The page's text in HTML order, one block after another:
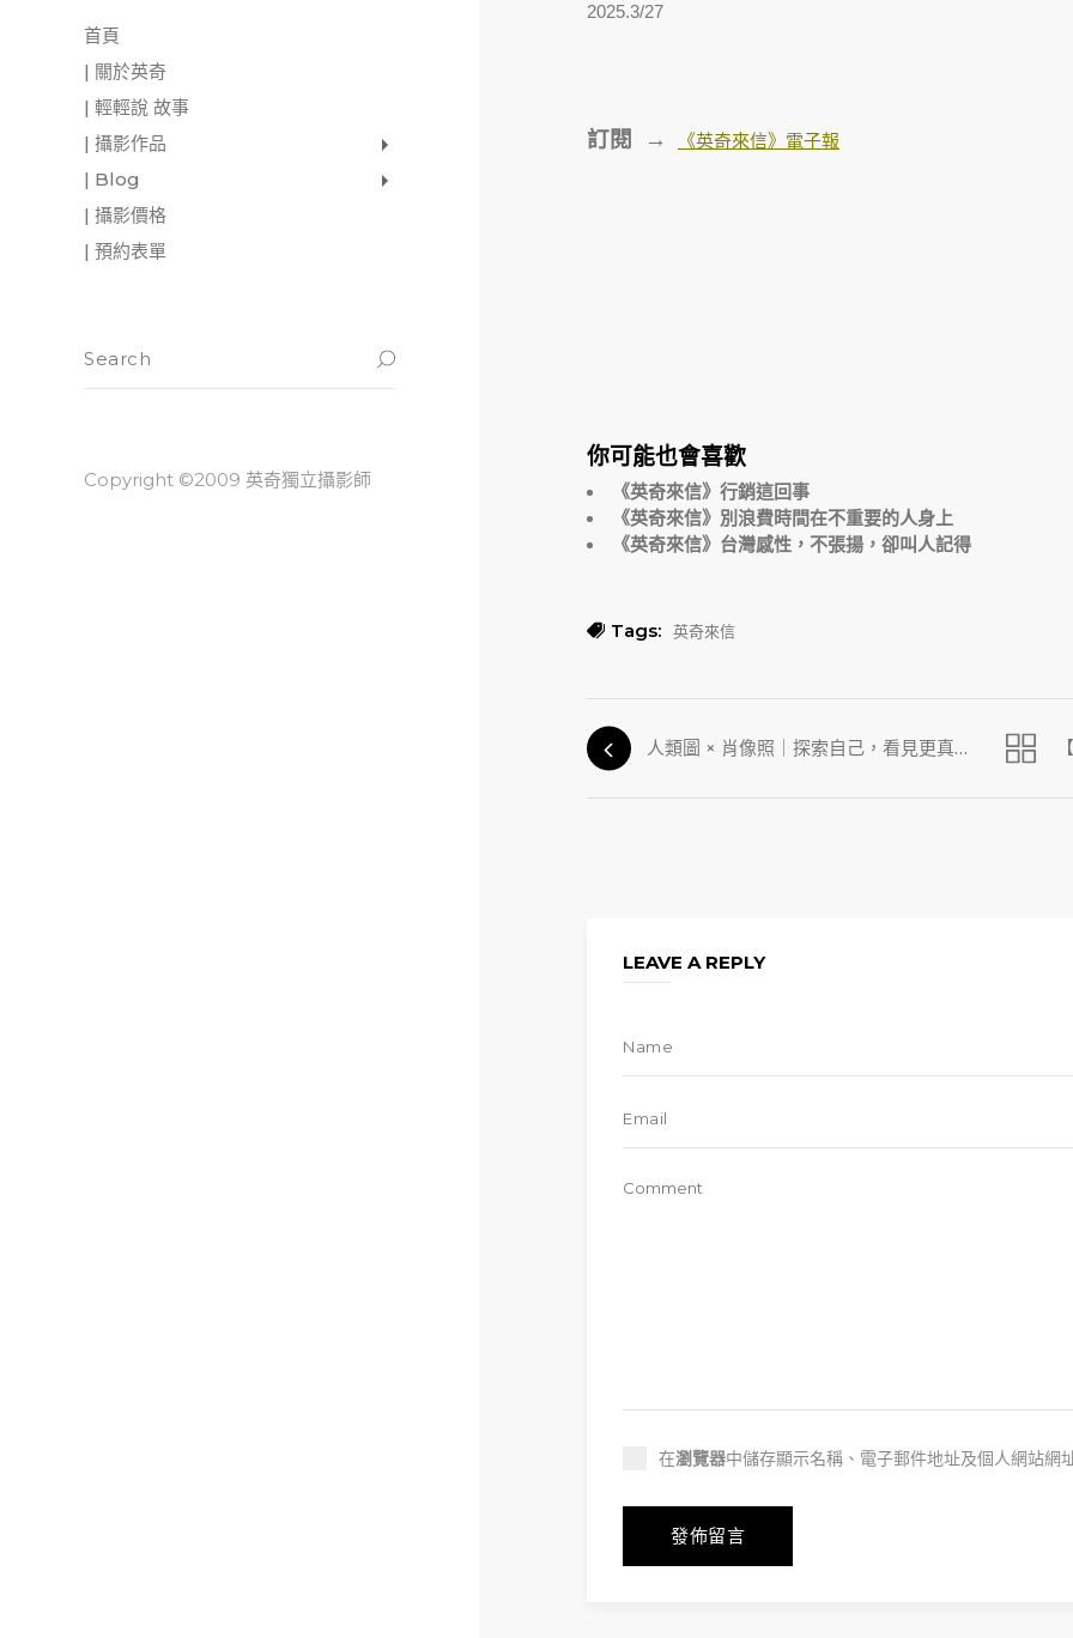
首頁
| 關於英奇
| 輕輕說 故事
| 攝影作品
| Blog
| 攝影價格
| 預約表單
Copyright ©2009 英奇獨立攝影師
2025.3/27
訂閱 → 《英奇來信》電子報
你可能也會喜歡
《英奇來信》行銷這回事
《英奇來信》別浪費時間在不重要的人身上
《英奇來信》台灣感性，不張揚，卻叫人記得
Tags: 英奇來信
人類圖 × 肖像照｜探索自己，看見更真實的你
LEAVE A REPLY
在瀏覽器中儲存顯示名稱、電子郵件地址及個人網站網